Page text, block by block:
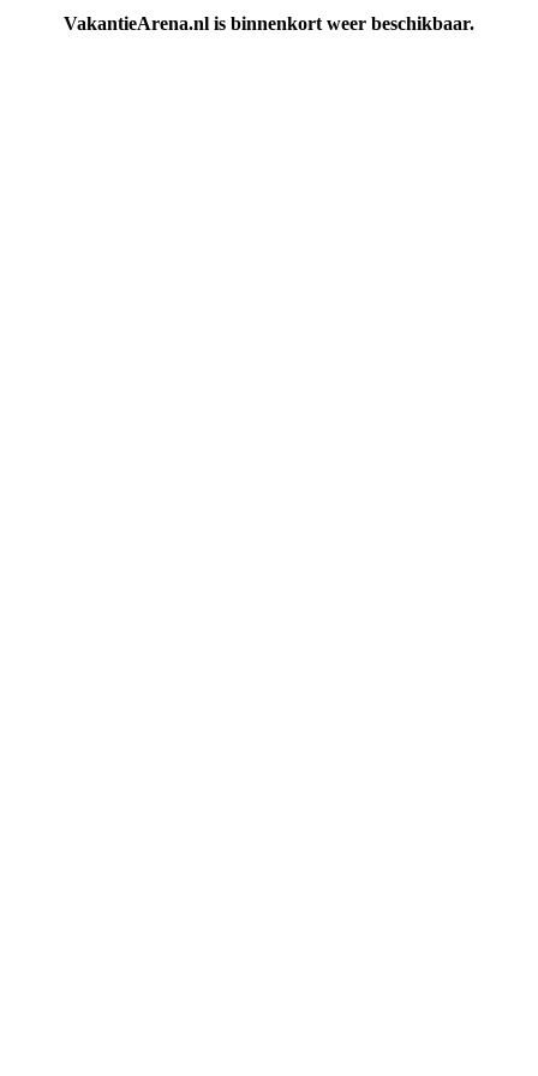
VakantieArena.nl is binnenkort weer beschikbaar.